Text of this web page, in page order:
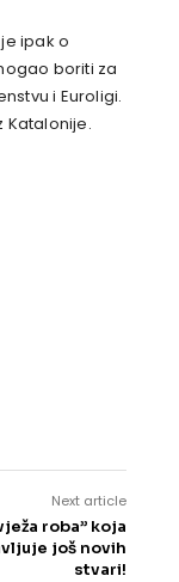
ipak o
boriti za
i Euroligi.
Katalonije.
Next article
roba” koja
još novih
stvari!